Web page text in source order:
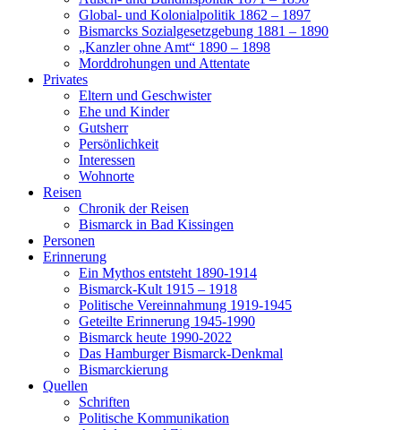
Global- und Kolonialpolitik 1862 – 1897
Bismarcks Sozialgesetzgebung 1881 – 1890
„Kanzler ohne Amt“ 1890 – 1898
Morddrohungen und Attentate
Privates
Eltern und Geschwister
Ehe und Kinder
Gutsherr
Persönlichkeit
Interessen
Wohnorte
Reisen
Chronik der Reisen
Bismarck in Bad Kissingen
Personen
Erinnerung
Ein Mythos entsteht 1890-1914
Bismarck-Kult 1915 – 1918
Politische Vereinnahmung 1919-1945
Geteilte Erinnerung 1945-1990
Bismarck heute 1990-2022
Das Hamburger Bismarck-Denkmal
Bismarckierung
Quellen
Schriften
Politische Kommunikation